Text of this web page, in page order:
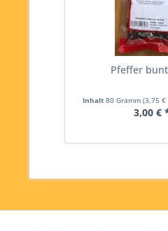
Pfeffer
Inhalt80 Gramm(3,75
3,00 €